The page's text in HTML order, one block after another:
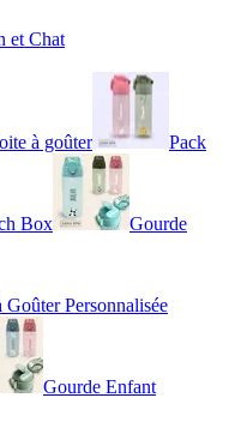
et Chat
à goûter Pack
Box Gourde
Goûter Personnalisée
Gourde Enfant